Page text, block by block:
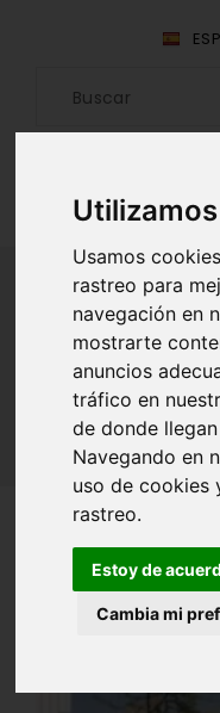
Usamos
rastreo para
navegación en
mostrarte
anuncios
tráfico en
de donde
Navegando en
uso de cookies
rastreo.
Estoy de
Cambia mi
ESP
Inicio Amigos